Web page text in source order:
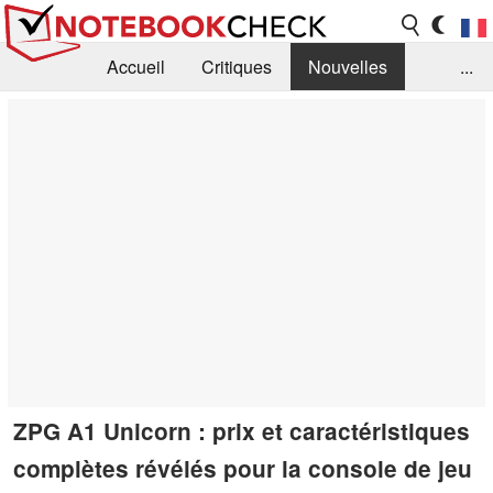
Accueil Critiques
Nouvelles
...
ZPG A1 Unicorn : prix et caractéristiques
complètes révélés pour la console de jeu